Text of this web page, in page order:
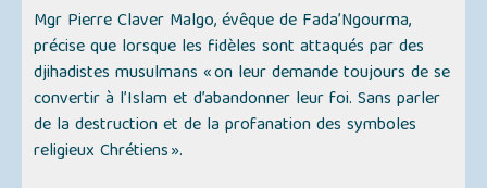
Mgr Pierre Claver Malgo, évêque de Fada’Ngourma,
précise que lorsque les fidèles sont attaqués par des
djihadistes musulmans« on leur demande toujours de se
convertir à l’Islam et d’abandonner leur foi. Sans parler
de la destruction et de la profanation des symboles
religieux Chrétiens ».